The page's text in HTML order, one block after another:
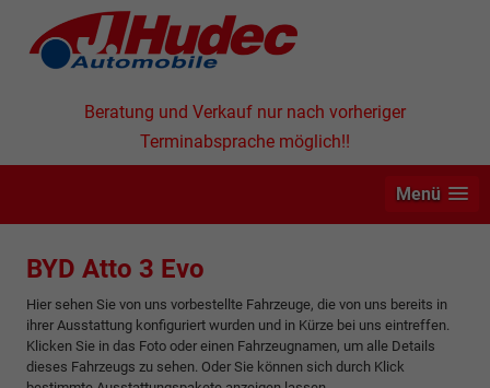
Beratung und Verkauf nur nach vorheriger
Terminabsprache möglich!!
Menü
BYD Atto 3 Evo
Hier sehen Sie von uns vorbestellte Fahrzeuge, die von uns bereits in
ihrer Ausstattung konfiguriert wurden und in Kürze bei uns eintreffen.
Klicken Sie in das Foto oder einen Fahrzeugnamen, um alle Details
dieses Fahrzeugs zu sehen. Oder Sie können sich durch Klick